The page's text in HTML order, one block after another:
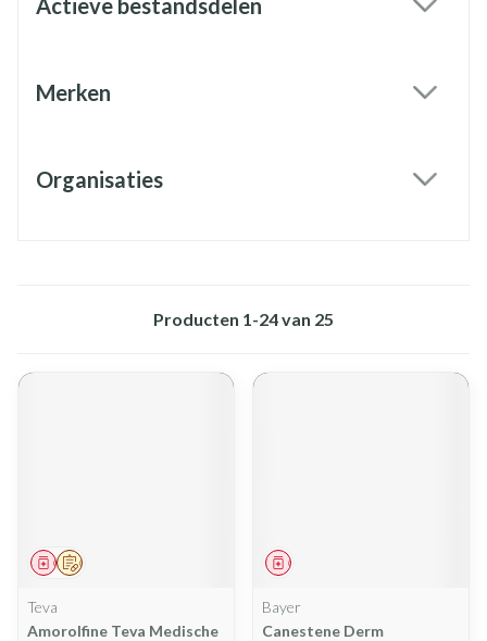
Actieve bestandsdelen
Merken
Organisaties
Producten 1-24van 25
Op voorschrift
Geneesmiddel
Teva
Amorolfine Teva Medische
Geneesmiddel
Bayer
Canestene Derm